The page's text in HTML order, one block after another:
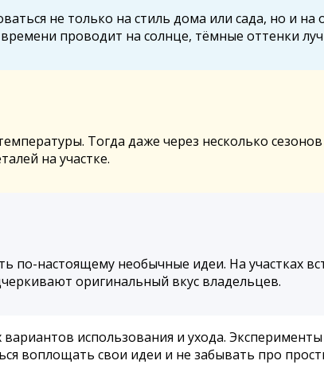
не только на стиль дома или сада, но и на
проводит на солнце, тёмные оттенки
Тогда даже через несколько
на участке.
по-настоящему необычные идеи. На участках
оригинальный вкус владельцев.
использования и ухода.
воплощать свои идеи и не забывать про